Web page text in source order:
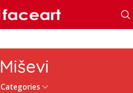
Miševi
Categories